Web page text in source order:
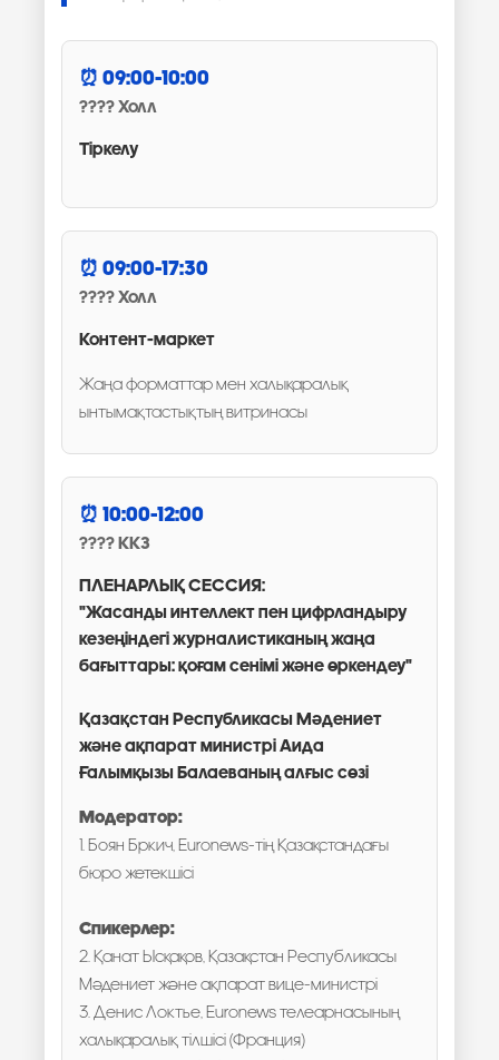
09:00-10:00
Холл
Тіркелу
09:00-17:30
Холл
Контент-маркет
Жаңа форматтар мен халықаралық
ынтымақтастықтың витринасы
10:00-12:00
ККЗ
ПЛЕНАРЛЫҚ СЕССИЯ:
"Жасанды интеллект пен цифрландыру
кезеңіндегі журналистиканың жаңа
бағыттары: қоғам сенімі және өркендеу"
Қазақстан Республикасы Мәдениет
және ақпарат министрі Аида
Ғалымқызы Балаеваның алғыс сөзі
Модератор:
1. Боян Бркич, Euronews-тің Қазақстандағы
бюро жетекшісі
Спикерлер:
2. Қанат Ысқақов, Қазақстан Республикасы
Мәдениет және ақпарат вице-министрі
3. Денис Локтье, Euronews телеарнасының
халықаралық тілшісі (Франция)